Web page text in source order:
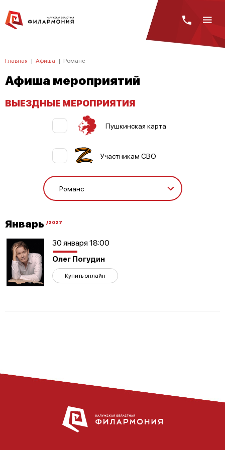
Главная | Афиша | Романс
Афиша мероприятий
ВЫЕЗДНЫЕ МЕРОПРИЯТИЯ
Пушкинская карта
Участникам СВО
Январь /2027
30 января 18:00
Олег Погудин
Купить онлайн